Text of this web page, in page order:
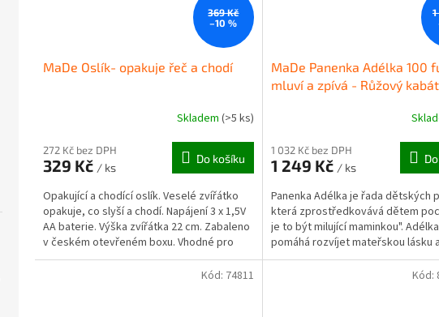
369 Kč
–10 %
MaDe Oslík- opakuje řeč a chodí
produktu
je
z
5
hvězdiček.
Skladem (>5 ks)
272 Kč bez DPH
329 Kč / ks
Do košíku
Opakující a chodící oslík. Veselé zvířátko
opakuje, co slyší a chodí. Napájení 3 x 1,5V
AA baterie. Výška zvířátka 22 cm. Zabaleno
v českém otevřeném boxu. Vhodné pro
děti...
MaDe Panenka Adélka 100
mluví a zpívá - Růžový
1 032 Kč bez DPH
1 249 Kč / ks
Panenka Adélka je řada dětských
která zprostředkovává dětem
je to být milující maminkou".
pomáhá rozvíjet mateřskou lásku
starostlivost....
Kód: 74811 Kód: